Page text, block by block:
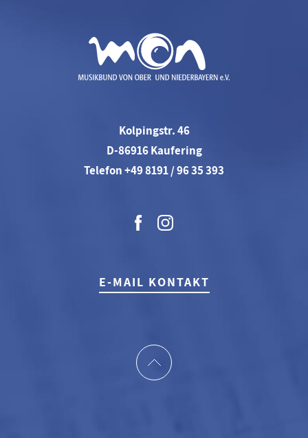
Kolpingstr. 46
D-86916 Kaufering
Telefon +49 8191 / 96 35 393
E-MAIL KONTAKT